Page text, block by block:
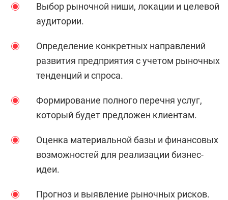
Выбор рыночной ниши, локации и целевой
аудитории.
Определение конкретных направлений
развития предприятия с учетом рыночных
тенденций и спроса.
Формирование полного перечня услуг,
который будет предложен клиентам.
Оценка материальной базы и финансовых
возможностей для реализации бизнес-
идеи.
Прогноз и выявление рыночных рисков.